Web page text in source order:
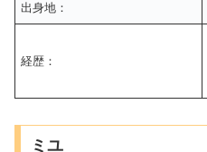
出身地：
経歴：
ミユ